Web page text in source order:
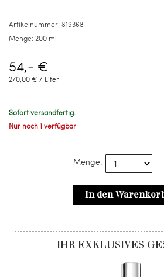
Artikelnummer: 819368
Menge: 200 ml
54,- €
270,00 € / Liter
Sofort versandfertig.
Nur noch 1 verfügbar
Menge:
In den
IHR EXKLUSIVES